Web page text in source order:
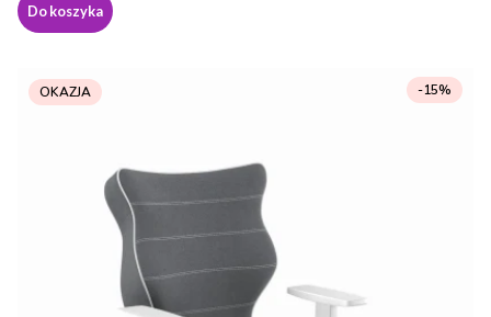
Do koszyka
OKAZJA -15%